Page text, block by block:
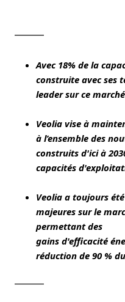
Avec 18% de la
construite avec ses
leader sur ce marché
Veolia vise à
à l’ensemble des
construits d'ici à
capacités
Veolia a toujours
majeures sur le
permettant des
gains d'efficacité
réduction de 90 %